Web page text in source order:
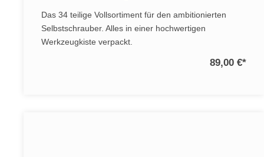
Das 34 teilige Vollsortiment für den ambitionierten
Selbstschrauber. Alles in einer hochwertigen
Werkzeugkiste verpackt.
89,00 €*